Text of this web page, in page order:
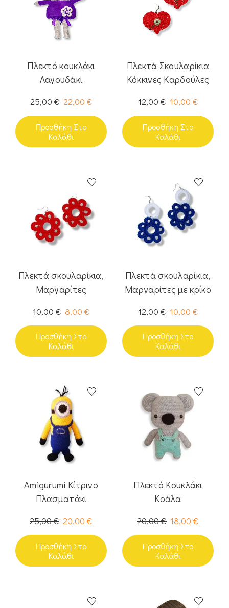
Πλεκτό κουκλάκι
Λαγουδάκι
25,00€ 22,00 €
Προσθήκη Στο
Καλάθι
Πλεκτά Σκουλαρίκια
Κόκκινες Καρδούλες
12,00€ 10,00 €
Προσθήκη Στο
Καλάθι
Πλεκτά σκουλαρίκια,
Μαργαρίτες
10,00€ 8,00 €
Προσθήκη Στο
Καλάθι
Πλεκτά σκουλαρίκια,
Μαργαρίτες με κρίκο
12,00€ 10,00 €
Προσθήκη Στο
Καλάθι
Amigurumi Κίτρινο
Πλασματάκι
25,00€ 20,00 €
Προσθήκη Στο
Καλάθι
Πλεκτό Κουκλάκι
Κοάλα
20,00€ 18,00 €
Προσθήκη Στο
Καλάθι